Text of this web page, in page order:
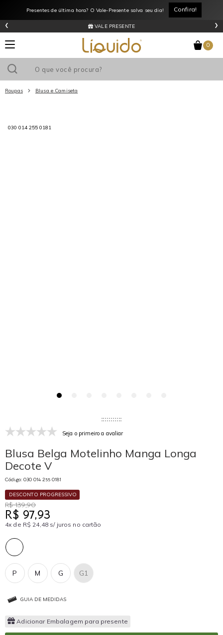
Presentes de última hora? O Vale-Presente salva seu dia! Confira!
VALE PRESENTE
‹ ›
0
Roupas Blusa e Camiseta
030 014 255 0181
Seja o primeiro a avaliar
Blusa Belga Motelinho Manga Longa
Decote V
Código: 030 014 255 0181
DESCONTO PROGRESSIVO
R$ 139,90
R$ 97,93
4x de R$ 24,48 s/ juros no cartão
G G1
M
P
GUIA DE MEDIDAS
Adicionar Embalagem para presente